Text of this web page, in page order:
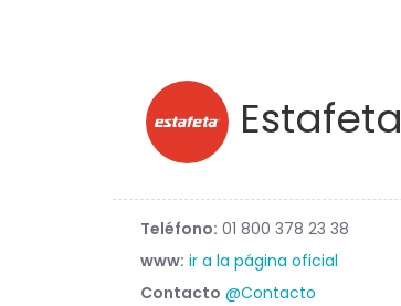
Estafeta
Teléfono: 01 800 378 23 38
www: ir a la página oficial
Contacto @Contacto